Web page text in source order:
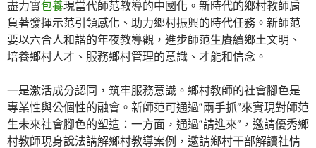
盡力實包養現當代師范教導的中國化。新時代的鄉村教師肩
負著發揮示范引領感化、助力鄉村振興的時代任務。新師范
要以六合人和諧的年夜教導觀，進步師范生賡續鄉土文明、
培養鄉村人才、服務鄉村管理的意識、才能和信念。
一是激活成分認同，筑牢服務意識。鄉村教師的社會腳色是
專業性與公個性的融會。新師范可通過“兩手抓”來實現對師范
生未來社會腳色的塑造：一方面，通過“請進來”，邀請優秀鄉
村教師現身說法講解鄉村教導案例，邀請鄉村干部解讀社情